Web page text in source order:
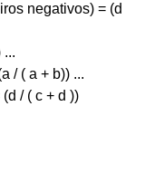
negativos) = (d
...
/ ( a + b)) ...
/ ( c + d ))